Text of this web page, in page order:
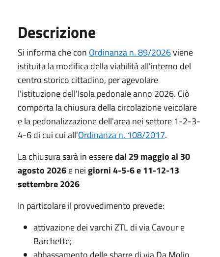
Descrizione
Si informa che con Ordinanza n. 89/2026viene
istituita la modifica della viabilità all'interno del
centro storico cittadino, per agevolare
l'istituzione dell'Isola pedonale anno 2026. Ciò
comporta la chiusura della circolazione veicolare
e la pedonalizzazione dell'area nei settore 1-2-3-
4-6 di cui cui all'Ordinanza n. 108/2017.
La chiusura sarà in esseredal 29 maggio al 30
agosto 2026e neigiorni 4-5-6 e 11-12-13
settembre 2026
In particolare il provvedimento prevede:
attivazione dei varchi ZTL di via Cavour e
Barchette;